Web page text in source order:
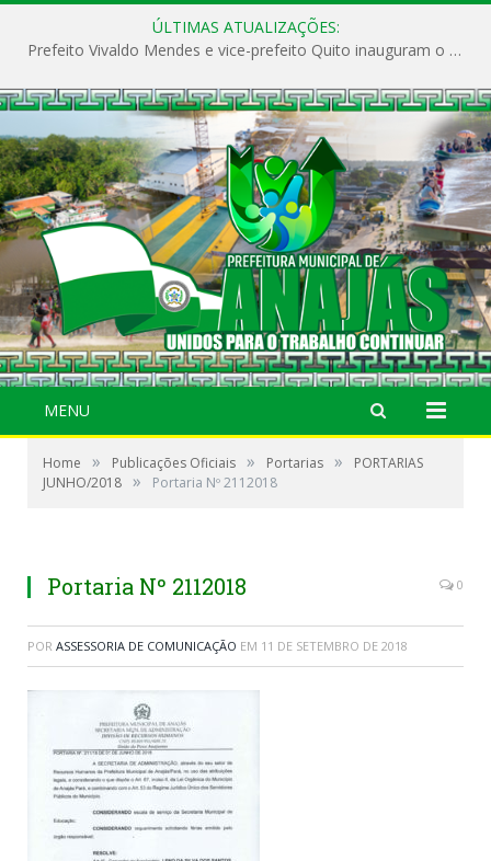
ÚLTIMAS ATUALIZAÇÕES:
Prefeito Vivaldo Mendes e vice-prefeito Quito inauguram o CAPS e fortalecem a saúde pública em Anajás.
MENU
Home » Publicações Oficiais » Portarias »
PORTARIAS
JUNHO/2018 » Portaria Nº 2112018
Portaria Nº 2112018 0
POR ASSESSORIA DE COMUNICAÇÃO EM 11 DE SETEMBRO DE 2018